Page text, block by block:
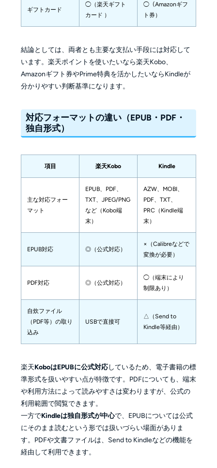
ギフトカード
◯（楽天ギフト
カード ）
◯（Amazonギフ
ト券）
結論としては、両者とも主要な支払い手段には対応して
います。楽天ポイントを使いたいなら楽天Kobo、
Amazonギフト券やPrime特典を活かしたいならKindleが
分かりやすい判断基準になります。
対応フォーマットの違い（EPUB・PDF・
独自形式）
項目 楽天Kobo Kindle
主な対応フォー
マット
EPUB、PDF、
TXT、JPEG/PNG
など（Kobo端
末）
AZW、MOBI、
PDF、TXT、
PRC（Kindle端
末）
EPUB対応 ◎（公式対応）
×（Calibreなどで
変換が必要）
PDF対応 ◎（公式対応）
◯（端末により
制限あり）
自炊ファイル
（PDF等）の取り
込み
USBで直接可
△（Send to
Kindle等経由）
楽天KoboはEPUBに公式対応しているため、電子書籍の標
準形式を扱いやすい点が特徴です。PDFについても、端末
や利用方法によって読みやすさは変わりますが、公式の
利用範囲で閲覧できます。
一方でKindleは独自形式が中心で、EPUBについては公式
にそのまま読むという形では扱いづらい場面がありま
す。PDFや文書ファイルは、Send to Kindleなどの機能を
経由して利用できます。